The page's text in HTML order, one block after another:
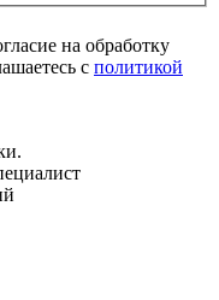
на обработку
с политикой